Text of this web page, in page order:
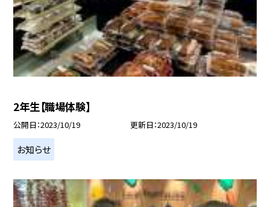
2年生【職場体験】
公開日 2023/10/19 更新日 2023/10/19
お知らせ